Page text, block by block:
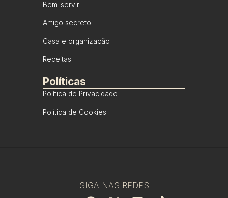
Bem-servir
Amigo secreto
Casa e organização
Receitas
Políticas
Política de Privacidade
Política de Cookies
SIGA NAS REDES